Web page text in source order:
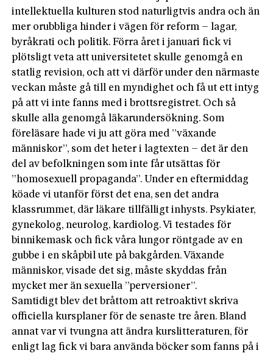
intellektuella kulturen stod naturligtvis andra och än
mer orubbliga hinder i vägen för reform – lagar,
byråkrati och politik. Förra året i januari fick vi
plötsligt veta att universitetet skulle genomgå en
statlig revision, och att vi därför under den närmaste
veckan måste gå till en myndighet och få ut ett intyg
på att vi inte fanns med i brottsregistret. Och så
skulle alla genomgå läkarundersökning. Som
föreläsare hade vi ju att göra med ”växande
människor”, som det heter i lagtexten – det är den
del av befolkningen som inte får utsättas för
”homosexuell propaganda”. Under en eftermiddag
köade vi utanför först det ena, sen det andra
klassrummet, där läkare tillfälligt inhysts. Psykiater,
gynekolog, neurolog, kardiolog. Vi testades för
binnikemask och fick våra lungor röntgade av en
gubbe i en skåpbil ute på bakgården. Växande
människor, visade det sig, måste skyddas från
mycket mer än sexuella ”perversioner”.
Samtidigt blev det bråttom att retroaktivt skriva
officiella kursplaner för de senaste tre åren. Bland
annat var vi tvungna att ändra kurslitteraturen, för
enligt lag fick vi bara använda böcker som fanns på i